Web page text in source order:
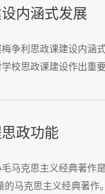
内涵式发展
争利思政课建设内
校思政课建设作出重
政功能
马克思主义经典著作
的马克思主义经典著